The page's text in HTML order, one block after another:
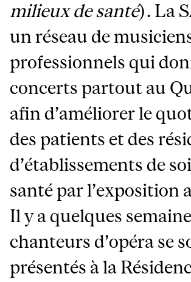
milieux de santé). La
un réseau de
professionnels qui
concerts partout au
afin d’améliorer le
des patients et des
d’établissements de
santé par l’exposition
Il y a quelques
chanteurs d’opéra se
présentés à la